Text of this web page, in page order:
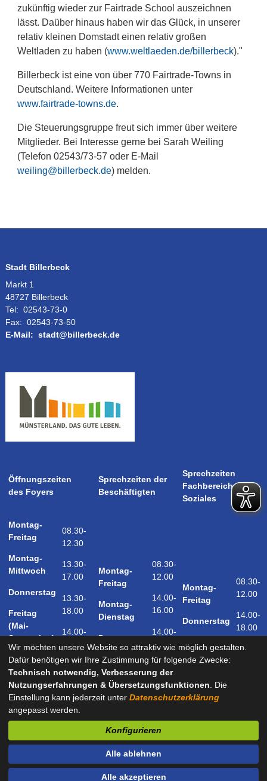
zukünftig wieder zur Fairtrade School auszeichnen
lässt. Daüber hinaus haben wir das Glück, in unserer
relativ kleinen Domstadt einen relativ großen
Weltladen zu haben (www.weltlaeden.de/billerbeck)."
Billerbeck ist eine von über 770 Fairtrade-Towns in
Deutschland. Weitere Informationen unter
www.fairtrade-towns.de.
Die Steuerungsgruppe freut sich immer über weitere
Mitglieder. Bei Interesse gerne bei Sarah Weiling
(Telefon 02543/73-57 oder E-Mail
weiling@billerbeck.de) melden.
Stadt Billerbeck
Markt 1
48727 Billerbeck
Tel: 02543-73-0
Fax: 02543-73-50
E-Mail: stadt@billerbeck.de
Öffnungszeiten
des Foyers
Sprechzeiten der
Beschäftigten
Sprechzeiten
Fachbereich
Soziales
Montag-
Freitag
Montag-
Mittwoch
Donnerstag
Freitag
(Mai-
September)
Samstag
(Mai-
September)
08.30-
12.30
13.30-
17.00
13.30-
18.00
14.00-
17.00
09.00-
12.00
Montag-
Freitag
Montag-
Dienstag
Donnerstag
08.30-
12.00
14.00-
16.00
14.00-
18.00
Montag-
Freitag
Donnerstag
08.30-
12.00
14.00-
18.00
und nach Vereinbarung
Kontakt Impressum Datenschutz Barrierefreiheit
Sitemap
Wir möchten unsere Website so attraktiv wie möglich gestalten.
Dafür benötigen wir Ihre Zustimmung für folgende Zwecke:
Technisch notwendig, Verbesserung der
Nutzungserfahrungen & Übersetzungsfunktionen. Die
Einstellung kann jederzeit unter Datenschutzerklärung
angepasst werden.
Konfigurieren
Alle ablehnen
Alle akzeptieren